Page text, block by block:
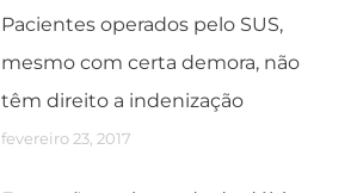
Pacientes operados pelo SUS,
mesmo com certa demora, não
têm direito a indenização
fevereiro 23, 2017